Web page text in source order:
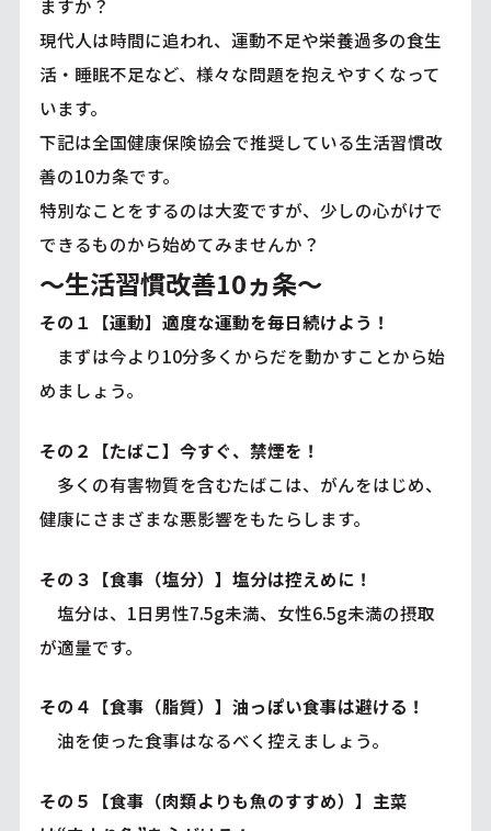
ますか？
現代人は時間に追われ、運動不足や栄養過多の食生
活・睡眠不足など、様々な問題を抱えやすくなって
います。
下記は全国健康保険協会で推奨している生活習慣改
善の10カ条です。
特別なことをするのは大変ですが、少しの心がけで
できるものから始めてみませんか？
～生活習慣改善10ヵ条～
その１【運動】適度な運動を毎日続けよう！
まずは今より10分多くからだを動かすことから始
めましょう。
その２【たばこ】今すぐ、禁煙を！
多くの有害物質を含むたばこは、がんをはじめ、
健康にさまざまな悪影響をもたらします。
その３【食事（塩分）】塩分は控えめに！
塩分は、1日男性7.5g未満、女性6.5g未満の摂取
が適量です。
その４【食事（脂質）】油っぽい食事は避ける！
油を使った食事はなるべく控えましょう。
その５【食事（肉類よりも魚のすすめ）】主菜